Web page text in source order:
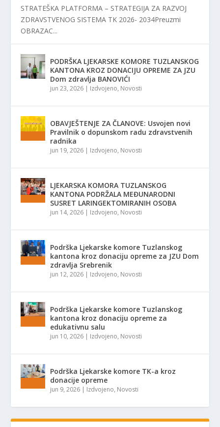
STRATEŠKA PLATFORMA – STRATEGIJA ZA RAZVOJ
ZDRAVSTVENOG SISTEMA TK 2026- 2034Preuzmi
OBRAZAC...
PODRŠKA LJEKARSKE KOMORE TUZLANSKOG
KANTONA KROZ DONACIJU OPREME ZA JZU
Dom zdravlja BANOVIĆI
jun 23, 2026 | Izdvojeno, Novosti
OBAVJEŠTENJE ZA ČLANOVE: Usvojen novi
Pravilnik o dopunskom radu zdravstvenih
radnika
jun 19, 2026 | Izdvojeno, Novosti
LJEKARSKA KOMORA TUZLANSKOG
KANTONA PODRŽALA MEĐUNARODNI
SUSRET LARINGEKTOMIRANIH OSOBA
jun 14, 2026 | Izdvojeno, Novosti
Podrška Ljekarske komore Tuzlanskog
kantona kroz donaciju opreme za JZU Dom
zdravlja Srebrenik
jun 12, 2026 | Izdvojeno, Novosti
Podrška Ljekarske komore Tuzlanskog
kantona kroz donaciju opreme za
edukativnu salu
jun 10, 2026 | Izdvojeno, Novosti
Podrška Ljekarske komore TK-a kroz
donacije opreme
jun 9, 2026 | Izdvojeno, Novosti